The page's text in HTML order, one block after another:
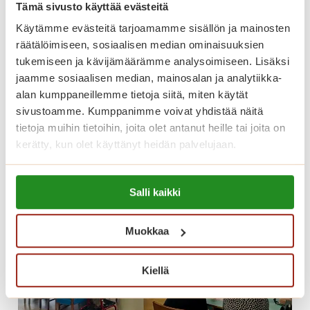
Tämä sivusto käyttää evästeitä
Käytämme evästeitä tarjoamamme sisällön ja mainosten
räätälöimiseen, sosiaalisen median ominaisuuksien
tukemiseen ja kävijämäärämme analysoimiseen. Lisäksi
jaamme sosiaalisen median, mainosalan ja analytiikka-
alan kumppaneillemme tietoja siitä, miten käytät
sivustoamme. Kumppanimme voivat yhdistää näitä
tietoja muihin tietoihin, joita olet antanut heille tai joita on
kerätty, kun olet käyttänyt heidän palvelujaan.
Lue lisää evästeistä:
https://sagacare.fi/evasteet/
Salli kaikki
Muokkaa
Kiellä
!
keskellä?
Palvelutalossamme on vapaana kaunis yksiö.
Katso lisätiedot alta ja tule tutustumaan
paikan päälle!
Lue lisää
O
l
i
s
i
o
s
k